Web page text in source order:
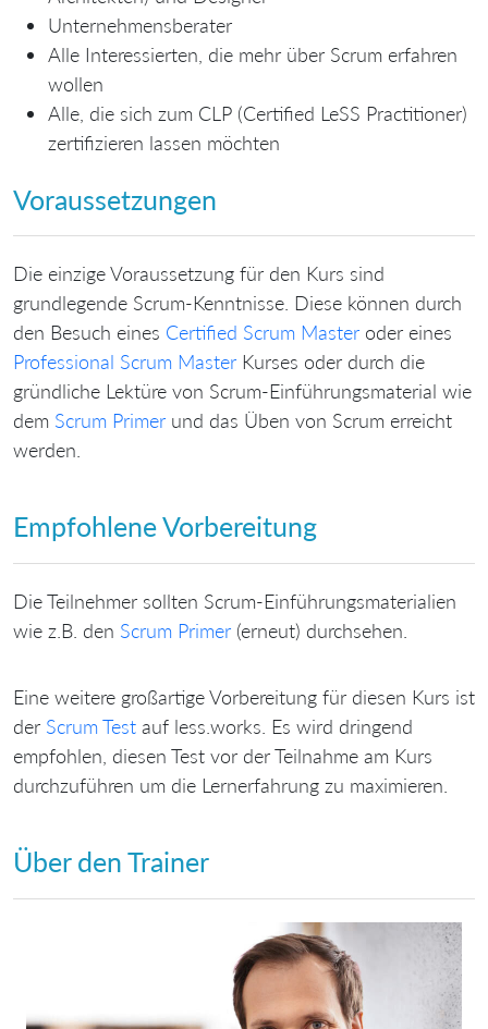
Unternehmensberater
Alle Interessierten, die mehr über Scrum erfahren
wollen
Alle, die sich zum CLP (Certified LeSS Practitioner)
zertifizieren lassen möchten
Voraussetzungen
Die einzige Voraussetzung für den Kurs sind
grundlegende Scrum-Kenntnisse. Diese können durch
den Besuch eines Certified Scrum Master oder eines
Professional Scrum Master Kurses oder durch die
gründliche Lektüre von Scrum-Einführungsmaterial wie
dem Scrum Primer und das Üben von Scrum erreicht
werden.
Empfohlene Vorbereitung
Die Teilnehmer sollten Scrum-Einführungsmaterialien
wie z.B. den Scrum Primer (erneut) durchsehen.
Eine weitere großartige Vorbereitung für diesen Kurs ist
der Scrum Test auf less.works. Es wird dringend
empfohlen, diesen Test vor der Teilnahme am Kurs
durchzuführen um die Lernerfahrung zu maximieren.
Über den Trainer